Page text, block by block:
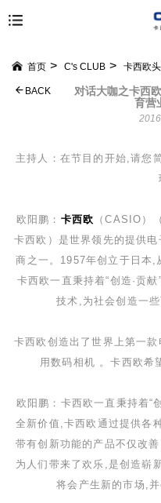
首页 C's CLUB 卡西欧
对话大咖之卡西
育营
BACK
主持人：在节目的开始,请您
欧阳鹏： 卡西欧 （CASIO ）
卡西欧）是世界领先的提供
商之一。 1957年创立于日本,
卡西欧一直秉持着“创造 ·贡献”
技术,为社会创造一
卡西欧创造出了世界上第一
用数码相机 。卡西欧希
欧阳鹏： 卡西欧一直秉持着“
全新价值,卡西欧通过提供各
带有创新功能的产品不仅改
为人们带来了欢乐,是创造崭
将会产生新的市场,